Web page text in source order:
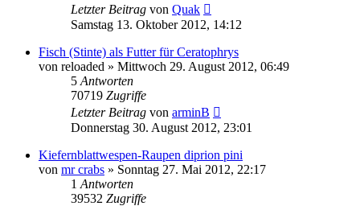
Letzter Beitrag von Quak
Samstag 13. Oktober 2012, 14:12
Fisch (Stinte) als Futter für Ceratophrys
von reloaded » Mittwoch 29. August 2012, 06:49
5 Antworten
70719 Zugriffe
Letzter Beitrag von arminB
Donnerstag 30. August 2012, 23:01
Kiefernblattwespen-Raupen diprion pini
von mr crabs » Sonntag 27. Mai 2012, 22:17
1 Antworten
39532 Zugriffe